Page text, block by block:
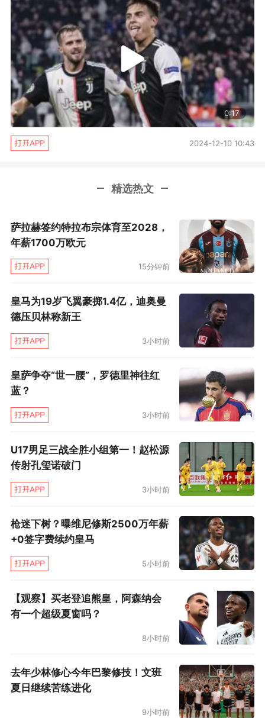
对于自己这两年来的成长，迪巴拉表示：“我
认为我在精神层面有了很大的成长，进入球场就
为了胜利而战，无论对手是谁。这两年阿莱格里
对我非常重要，无论是在当球员方面还是在个性
方面都给了我极大帮助，他对我进行了改造，让
我找到了位置。”采访最后，他谈到了和皮耶罗的
任意球比拼，“我已经和阿莱克斯说了，我们会等
吉，我相信这会是一件非常美妙的事情。”
0:17
2024-12-10 10:43
精选热文
萨拉赫签约特拉布宗体育至2028，
年薪1700万欧元
15分钟前
皇马为19岁飞翼豪掷1.4亿，迪奥曼
德压贝林称新王
3小时前
皇萨争夺“世一腰”，罗德里神往红
蓝？
3小时前
U17男足三战全胜小组第一！赵松源
传射孔玺诺破门
3小时前
枪迷下树？曝维尼修斯2500万年薪
+0签字费续约皇马
5小时前
【观察】买老登追熊皇，阿森纳会
有一个超级夏窗吗？
8小时前
去年少林修心今年巴黎修技！文班
夏日继续苦练进化
9小时前